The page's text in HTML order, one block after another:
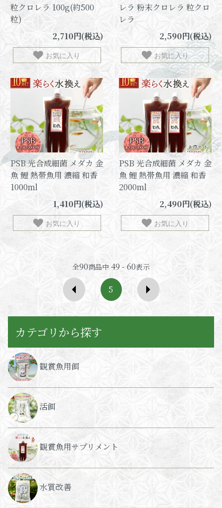
カテゴリから探す
観賞魚用餌
活餌
観賞魚用サプリメント
水質改善
粒クロレラ 100g(約500
粒)
2,710円(税込)
お気に入り
レラ 粉末クロレラ 粒クロ
レラ
2,590円(税込)
お気に入り
PSB 光合成細菌 メダカ 金
魚 鯉 熱帯魚用 濃縮 和香
1000ml
1,410円(税込)
お気に入り
PSB 光合成細菌 メダカ 金
魚 鯉 熱帯魚用 濃縮 和香
2000ml
2,490円(税込)
お気に入り
全90商品中 49 - 60表示
5